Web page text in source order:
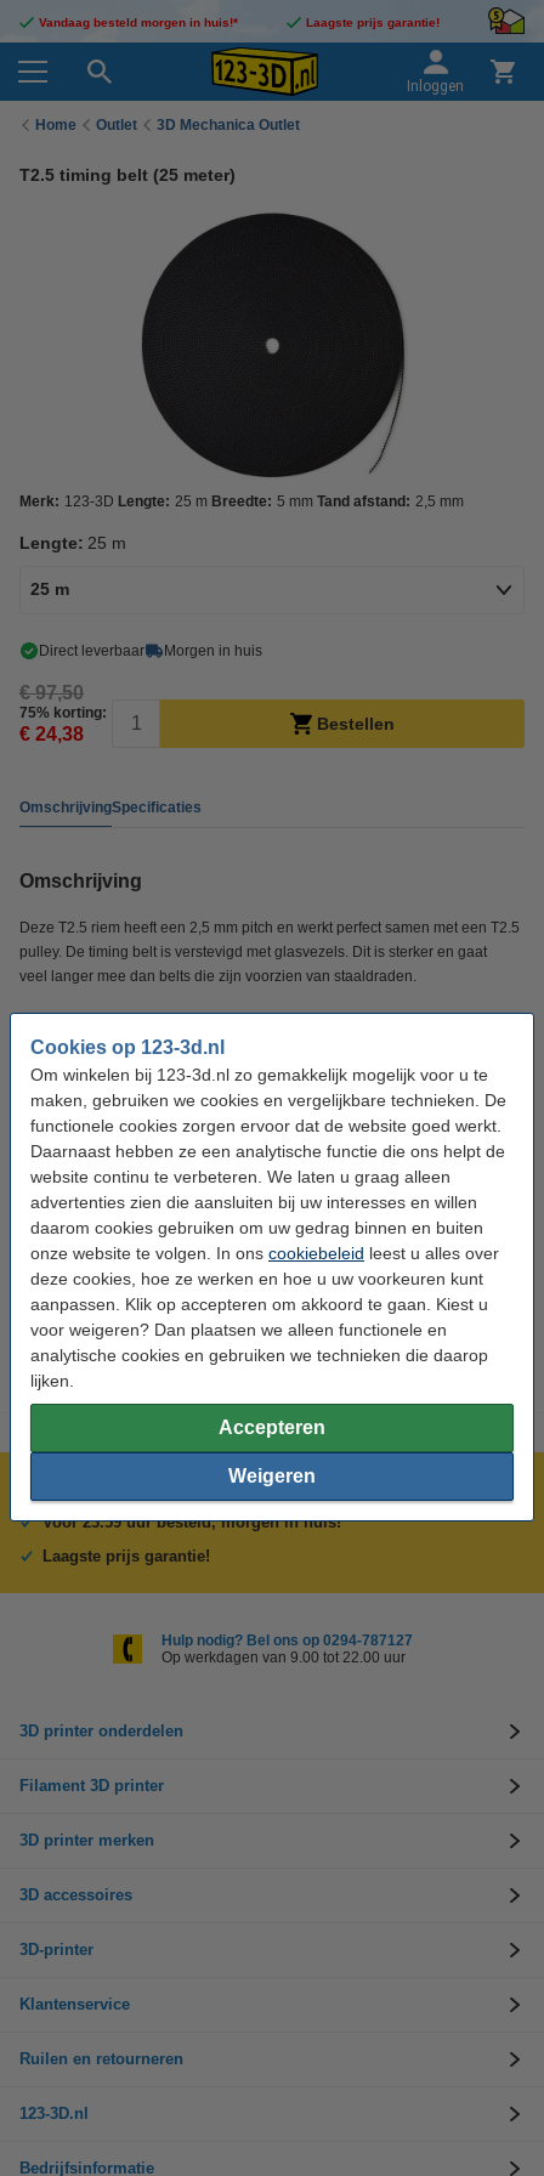
Cookies op 123-3d.nl
Om winkelen bij 123-3d.nl zo gemakkelijk mogelijk voor u te
maken, gebruiken we cookies en vergelijkbare technieken. De
functionele cookies zorgen ervoor dat de website goed werkt.
Daarnaast hebben ze een analytische functie die ons helpt de
website continu te verbeteren. We laten u graag alleen
advertenties zien die aansluiten bij uw interesses en willen
daarom cookies gebruiken om uw gedrag binnen en buiten
onze website te volgen. In ons cookiebeleid leest u alles over
deze cookies, hoe ze werken en hoe u uw voorkeuren kunt
aanpassen. Klik op accepteren om akkoord te gaan. Kiest u
voor weigeren? Dan plaatsen we alleen functionele en
analytische cookies en gebruiken we technieken die daarop
lijken.
Accepteren
Weigeren
Vandaag besteld morgen in huis!* Laagste prijs garantie!
Inloggen
Home Outlet 3D Mechanica Outlet
T2.5 timing belt (25 meter)
Merk: 123-3D Lengte: 25 m Breedte: 5 mm Tand afstand: 2,5 mm
Lengte: 25 m
25 m
Direct leverbaar Morgen in huis
€ 97,50
75% korting:
€ 24,38 Bestellen
OmschrijvingSpecificaties
Omschrijving
Deze T2.5 riem heeft een 2,5 mm pitch en werkt perfect samen met een T2.5
pulley. De timing belt is verstevigd met glasvezels. Dit is sterker en gaat
veel langer mee dan belts die zijn voorzien van staaldraden.
Specificaties
Merk: 123-3D
Breedte: 5 mm
Tand afstand: 2,5 mm
Ons Artikelnr: DME00296
Meer dan 5 miljoen klanten!
Voor 23.59 uur besteld, morgen in huis!
Laagste prijs garantie!
Hulp nodig? Bel ons op 0294-787127
Op werkdagen van 9.00 tot 22.00 uur
3D printer onderdelen
Filament 3D printer
3D printer merken
3D accessoires
3D-printer
Klantenservice
Ruilen en retourneren
123-3D.nl
Bedrijfsinformatie